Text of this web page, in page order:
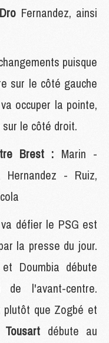
Dro Fernandez, ainsi
puisque
sur le côté gauche
va occuper la pointe,
sur le côté droit.
Brest : Marin -
Hernandez - Ruiz,
défier le PSG est
la presse du jour.
Doumbia débute
l'avant-centre.
plutôt que Zogbé et
Tousart débute au